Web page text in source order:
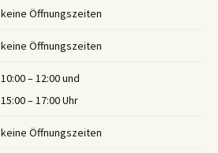
keine Öffnungszeiten
keine Öffnungszeiten
10:00 – 12:00 und
15:00 – 17:00 Uhr
keine Öffnungszeiten